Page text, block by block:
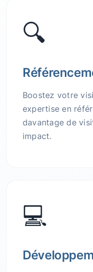
🔍
Boostez votre
expertise en
davantage de
impact.
💻